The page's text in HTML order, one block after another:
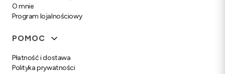
O mnie
Program lojalnościowy
POMOC
Płatność i dostawa
Polityka prywatności